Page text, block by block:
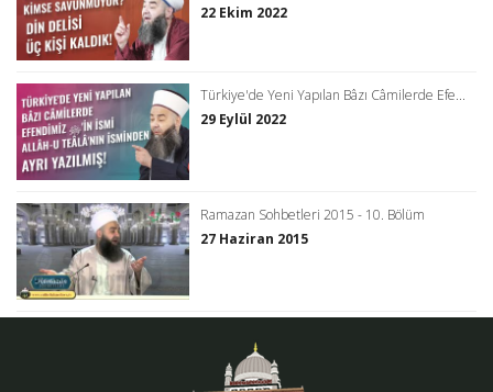
22 Ekim 2022
Türkiye'de Yeni Yapılan Bâzı Câmilerde Efe...
29 Eylül 2022
Ramazan Sohbetleri 2015 - 10. Bölüm
27 Haziran 2015